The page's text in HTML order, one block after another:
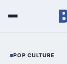
POP CULTURE